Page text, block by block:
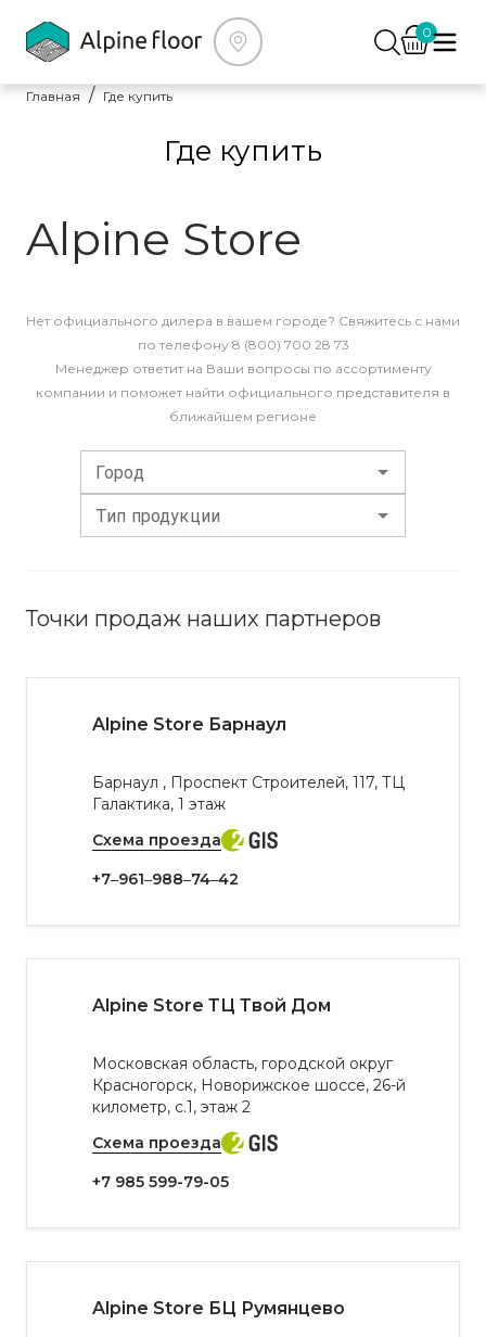
0
Главная Где купить
Где купить
Alpine Store
Нет официального дилера в вашем городе? Свяжитесь с нами
по телефону 8 (800) 700 28 73
Менеджер ответит на Ваши вопросы по ассортименту
компании и поможет найти официального представителя в
ближайшем регионе
Город
Тип продукции
Точки продаж наших партнеров
Alpine Store Барнаул
Барнаул , Проспект Строителей, 117, ТЦ
Галактика, 1 этаж
Схема проезда
+7‒961‒988‒74‒42
Alpine Store ТЦ Твой Дом
Московская область, городской округ
Красногорск, Новорижское шоссе, 26-й
километр, с.1, этаж 2
Схема проезда
+7 985 599-79-05
Alpine Store БЦ Румянцево